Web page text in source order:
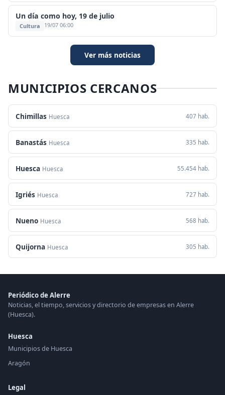
Un día como hoy, 19 de julio
Cultura 19/07 06:00
Ver más noticias
MUNICIPIOS CERCANOS
Chimillas Huesca 407 hab.
Banastás Huesca 335 hab.
Huesca Huesca 55.454 hab.
Igriés Huesca 727 hab.
Nueno Huesca 568 hab.
Quijorna Huesca 305 hab.
Periódico de Alerre
Noticias, el tiempo, servicios y directorio de empresas en Alerre
(Huesca).
Huesca
Municipios de Huesca
Aragón
Legal